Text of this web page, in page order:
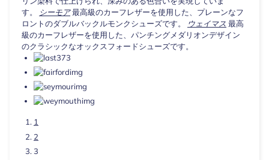
す。
シーモア最高級のカーフレザーを使用した、プレーンなフ
ロントのダブルバックルモンクシューズです。
ウェイマス 最高
級のカーフレザーを使用した、パンチングメダリオンデザイン
のクラシックなオックスフォードシューズです。
1
2
3